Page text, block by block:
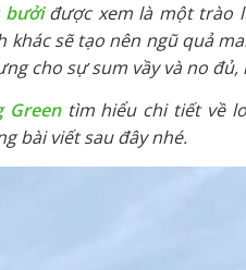
bưởi được xem là một trào
khác sẽ tạo nên ngũ quả
cho sự sum vầy và no
Greentìm hiểu chi tiết về
bài viết sau đây nhé.